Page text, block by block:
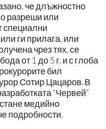
че длъжностно
разреши или
специални
ги прилага, или
чрез тях, се
от 1 до 5 г. и с глоба
бил
Сотир Цацаров. В
“Червей”
медийно
подробности.